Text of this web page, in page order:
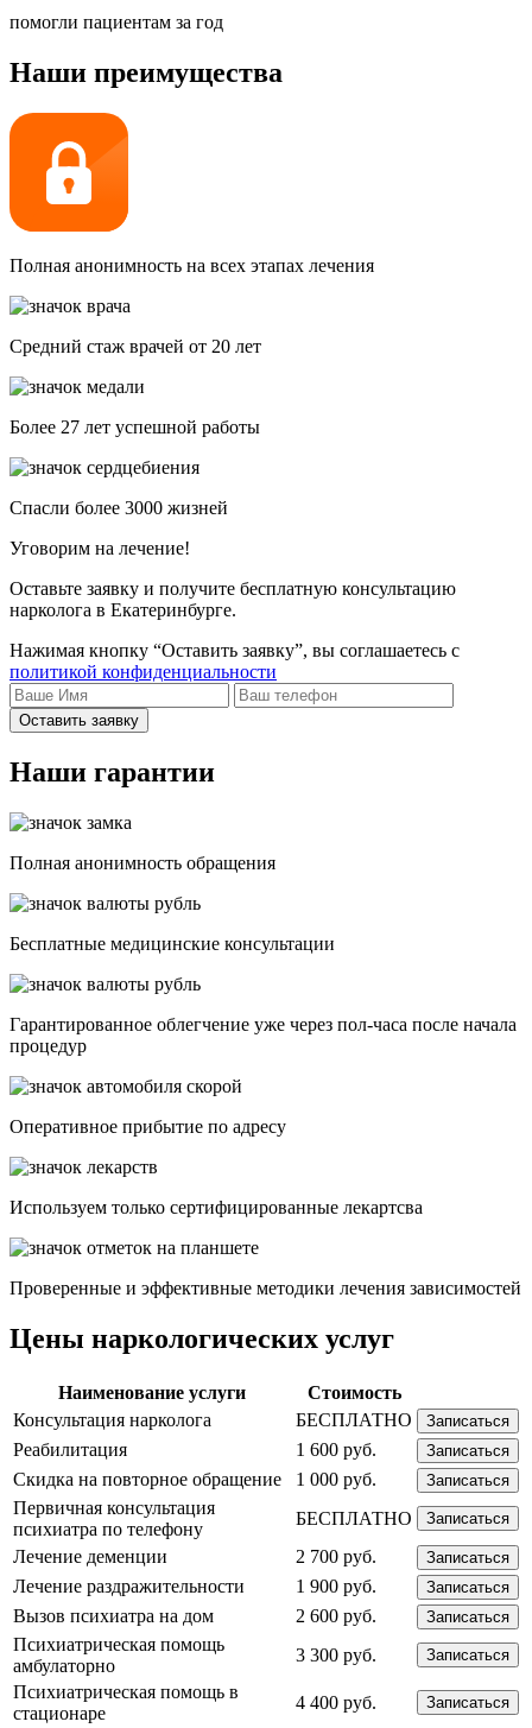
помогли пациентам за год
Наши преимущества
Полная анонимность на всех этапах лечения
Средний стаж врачей от 20 лет
Более 27 лет успешной работы
Спасли более 3000 жизней
Уговорим на лечение!
Оставьте заявку и получите бесплатную консультацию
нарколога в Екатеринбурге.
Нажимая кнопку “Оставить заявку”, вы соглашаетесь с
политикой конфиденциальности
Оставить заявку
Наши гарантии
Полная анонимность обращения
Бесплатные медицинские консультации
Гарантированное облегчение уже через пол-часа после начала
процедур
Опеpативное прибытие по адресу
Используем только сертифицированные лекартсва
Проверенные и эффективные методики лечения зависимостей
Цены наркологических услуг
Наименование услуги
Стоимость
Консультация нарколога
БЕСПЛАТНО Записаться
Реабилитация 1 600 руб. Записаться
Скидка на повторное обращение 1 000 руб. Записаться
Первичная консультация
психиатра по телефону
БЕСПЛАТНО Записаться
Лечение деменции 2 700 руб. Записаться
Лечение раздражительности 1 900 руб. Записаться
Вызов психиатра на дом 2 600 руб. Записаться
Психиатрическая помощь
амбулаторно
3 300 руб. Записаться
Психиатрическая помощь в
стационаре
4 400 руб. Записаться